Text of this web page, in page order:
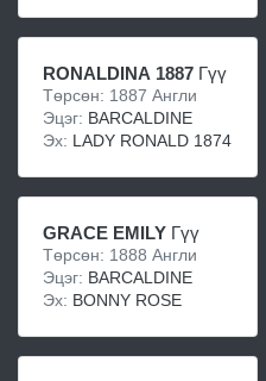
RONALDINA 1887 Гүү
Төрсөн: 1887 Англи
Эцэг: BARCALDINE
Эх: LADY RONALD 1874
GRACE EMILY Гүү
Төрсөн: 1888 Англи
Эцэг: BARCALDINE
Эх: BONNY ROSE